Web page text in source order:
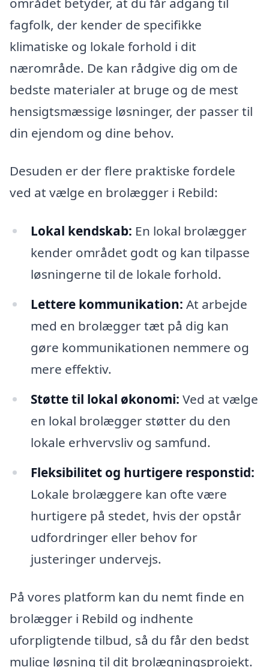
fagfolk, der kender de specifikke
klimatiske og lokale forhold i dit
nærområde. De kan rådgive dig om de
bedste materialer at bruge og de mest
hensigtsmæssige løsninger, der passer til
din ejendom og dine behov.
Desuden er der flere praktiske fordele
ved at vælge en brolægger i Rebild:
Lokal kendskab: En lokal brolægger
kender området godt og kan tilpasse
løsningerne til de lokale forhold.
Lettere kommunikation: At arbejde
med en brolægger tæt på dig kan
gøre kommunikationen nemmere og
mere effektiv.
Støtte til lokal økonomi: Ved at vælge
en lokal brolægger støtter du den
lokale erhvervsliv og samfund.
Fleksibilitet og hurtigere responstid:
Lokale brolæggere kan ofte være
hurtigere på stedet, hvis der opstår
udfordringer eller behov for
justeringer undervejs.
På vores platform kan du nemt finde en
brolægger i Rebild og indhente
uforpligtende tilbud, så du får den bedst
mulige løsning til dit brolægningsprojekt.